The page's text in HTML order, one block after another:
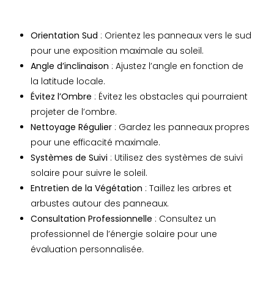
Orientation Sud : Orientez les panneaux vers le sud
pour une exposition maximale au soleil.
Angle d’inclinaison : Ajustez l’angle en fonction de
la latitude locale.
Évitez l’Ombre : Évitez les obstacles qui pourraient
projeter de l’ombre.
Nettoyage Régulier : Gardez les panneaux propres
pour une efficacité maximale.
Systèmes de Suivi : Utilisez des systèmes de suivi
solaire pour suivre le soleil.
Entretien de la Végétation : Taillez les arbres et
arbustes autour des panneaux.
Consultation Professionnelle : Consultez un
professionnel de l’énergie solaire pour une
évaluation personnalisée.